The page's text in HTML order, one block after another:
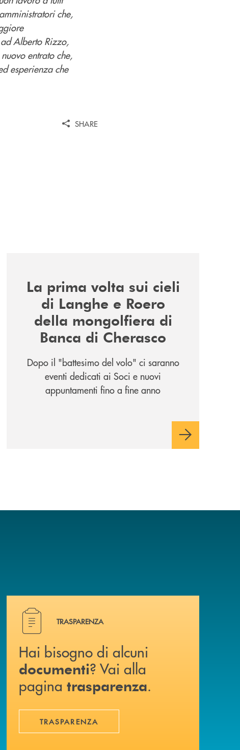
che,
Alberto Rizzo,
entrato che,
esperienza che
SHARE
La prima volta sui cieli
di Langhe e Roero
della mongolfiera di
Banca di Cherasco
Dopo il "battesimo del volo" ci saranno
eventi dedicati ai Soci e nuovi
appuntamenti fino a fine anno
Hai bisogno di alcuni documenti ? Vai alla pagina
TRASPARENZA
Hai bisogno di alcuni
documenti? Vai alla
pagina trasparenza.
TRASPARENZA